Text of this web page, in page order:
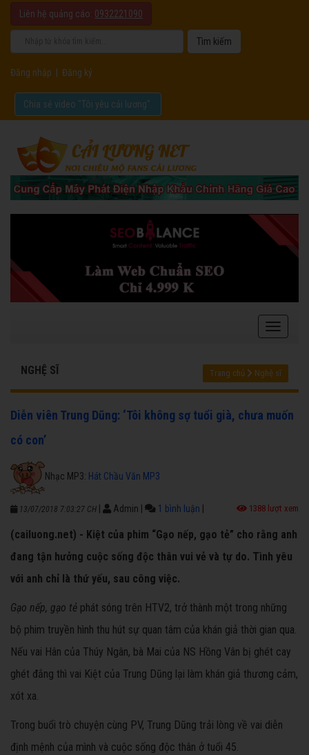
Liên hệ quảng cáo: 0932221090
Đăng nhập Đăng ký
Chia sẻ video "Tôi yêu cải lương".
NGHỆ SĨ Trang chủ Nghệ sĩ
Diễn viên Trung Dũng: ‘Tôi không sợ tuổi già, chưa muốn
có con’
Nhạc MP3: Hát Chầu Văn MP3
13/07/2018 7:03:27 CH Admin 1 bình luận 1388 lượt xem
(cailuong.net) - Kiệt của phim “Gạo nếp, gạo tẻ” cho rằng anh
đang tận hưởng cuộc sống độc thân vui vẻ và tự do. Tình yêu
với anh chỉ là thứ yếu, sau công việc.
Gạo nếp, gạo tẻ phát sóng trên HTV2, trở thành một trong những
bộ phim truyền hình thu hút sự quan tâm của khán giả thời gian qua.
Nếu vai Hân của Thúy Ngân, bà Mai của NS Hồng Vân bị ghét cay
ghét đắng thì vai Kiệt của Trung Dũng lại làm khán giả thương cảm,
xót xa.
Trong buổi trò chuyện cùng PV, Trung Dũng trải lòng về vai diễn
định mệnh của mình và cuộc sống độc thân ở tuổi 45.